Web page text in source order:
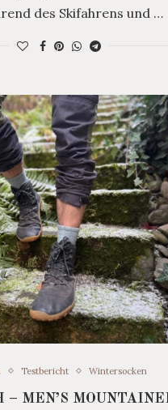
des Skifahrens und …
Testbericht Wintersocken
– MEN’S